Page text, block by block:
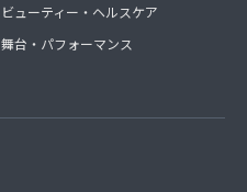
ビューティー・ヘルスケア
舞台・パフォーマンス